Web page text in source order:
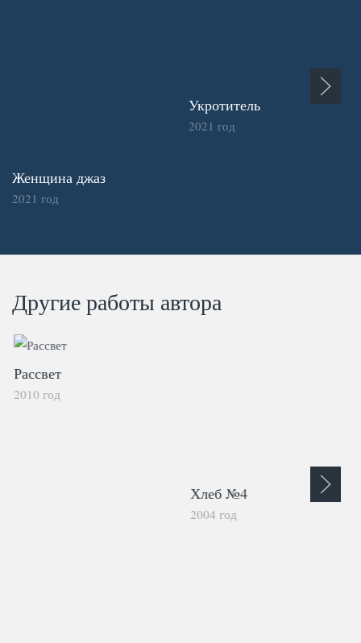
Женщина джаз
2021 год
Укротитель
2021 год
Другие работы автора
Рассвет
2010 год
Хлеб №4
2004 год